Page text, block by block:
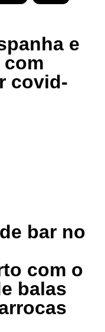
e
com
covid-
bar no
com o
balas